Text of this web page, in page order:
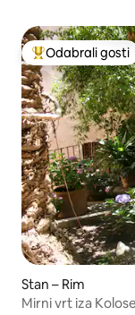
Među najviše
Odabrali gosti
Stan – Rim
Mirni vrt iza